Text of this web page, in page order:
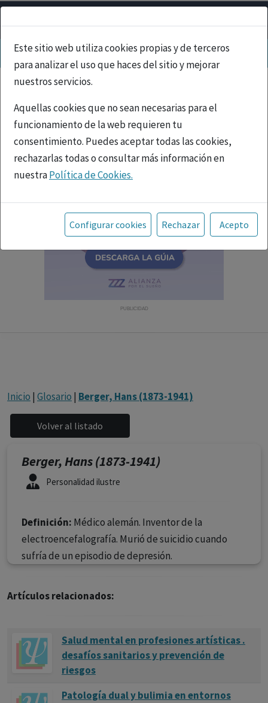
Este sitio web utiliza cookies propias y de terceros
para analizar el uso que haces del sitio y mejorar
nuestros servicios.
Aquellas cookies que no sean necesarias para el
funcionamiento de la web requieren tu
consentimiento. Puedes aceptar todas las cookies,
rechazarlas todas o consultar más información en
nuestraPolítica de Cookies.
Toda la información incluida en la Página Web está
referida a productos del mercado español y, por
tanto, dirigida a profesionales sanitarios legalmente
facultados para prescribir o dispensar medicamentos
con ejercicio profesional. La información técnica de los
fármacos se facilita a título meramente informativo,
Configurar cookies Rechazar Acepto
PUBLICIDAD
Inicio | Glosario | Berger, Hans (1873-1941)
Berger, Hans (1873-1941)
Personalidad ilustre
Definición: Médico alemán. Inventor de la
electroencefalografía. Murió de suicidio cuando
sufría de un episodio de depresión.
Artículos relacionados:
Salud mental en profesiones artísticas .
desafíos sanitarios y prevención de
riesgos
Patología dual y bulimia en entornos